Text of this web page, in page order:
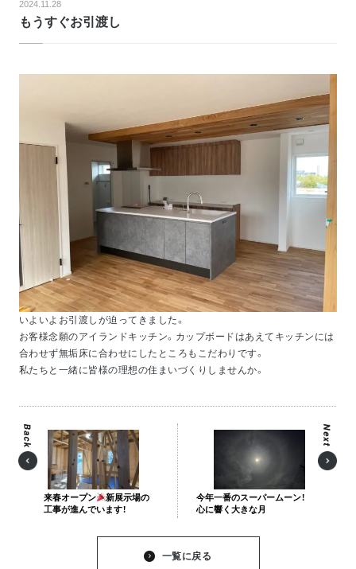
2024.11.28
もうすぐお引渡し
いよいよお引渡しが迫ってきました。
お客様念願のアイランドキッチン。カップボードはあえてキッチンには
合わせず無垢床に合わせにしたところもこだわりです。
私たちと一緒に皆様の理想の住まいづくりしませんか。
来春オープン
新展示場の
工事が進んでいます！
今年一番のスーパームーン！
心に響く大きな月
一覧に戻る